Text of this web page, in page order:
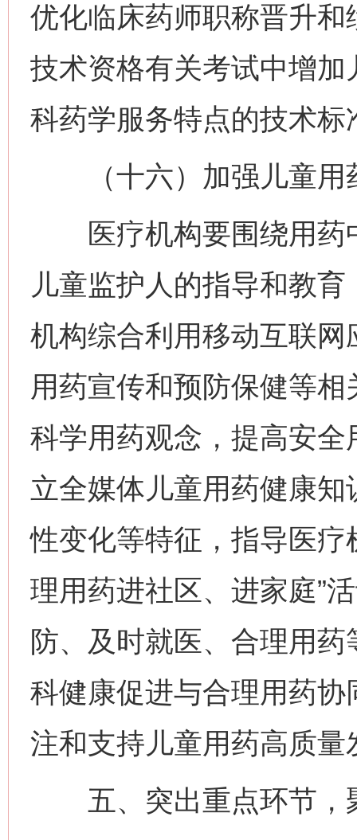
优化临床药师职称晋升
技术资格有关考试中增
科药学服务特点的技术标
（十六）加强儿童用
医疗机构要围绕用药
儿童监护人的指导和教
机构综合利用移动互联
用药宣传和预防保健等
科学用药观念，提高安
立全媒体儿童用药健康
性变化等特征，指导医疗
理用药进社区、进家庭”
防、及时就医、合理用
科健康促进与合理用药
注和支持儿童用药高质量
五、突出重点环节，